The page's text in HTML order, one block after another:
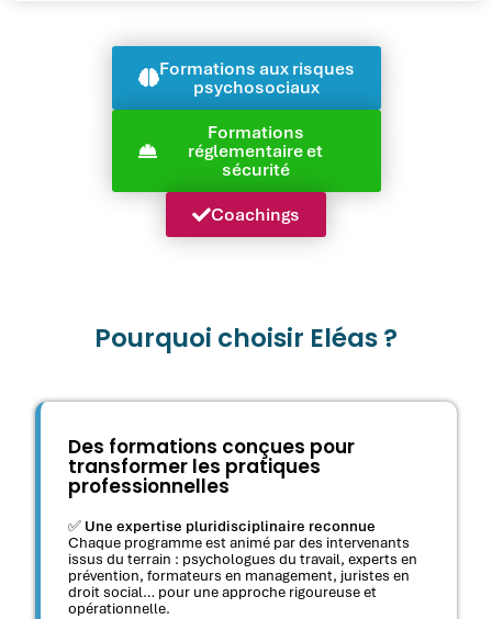
Formations aux risques
psychosociaux
Formations
réglementaire et
sécurité
Coachings
Pourquoi choisir Eléas ?
Des formations conçues pour
transformer les pratiques
professionnelles
✅ Une expertise pluridisciplinaire reconnue
Chaque programme est animé par des intervenants
issus du terrain : psychologues du travail, experts en
prévention, formateurs en management, juristes en
droit social… pour une approche rigoureuse et
opérationnelle.